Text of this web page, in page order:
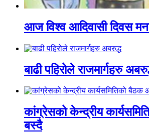
आज विश्व आदिवासी दिवस
बाढी पहिरोले राजमार्गहरु
कांग्रेसको केन्द्रीय
बस्दै